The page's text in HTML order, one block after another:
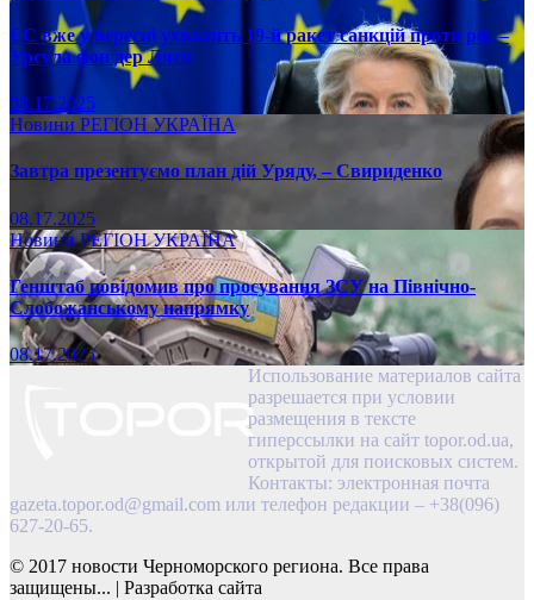
ЄС вже у вересні ухвалить 19-й ракет санкцій проти рф, –
Урсула фон дер Ляєн
08.17.2025
Новини РЕГІОН УКРАЇНА
Завтра презентуємо план дій Уряду, – Свириденко
08.17.2025
НовиниРЕГІОНУКРАЇНА
Генштаб повідомив про просування ЗСУ на Північно-
Слобожанському напрямку
08.17.2025
Использование материалов сайта
разрешается при условии
размещения в тексте
гиперссылки на сайт topor.od.ua,
открытой для поисковых систем.
Контакты: электронная почта
gazeta.topor.od@gmail.com или телефон редакции – +38(096)
627-20-65.
© 2017 новости Черноморского региона. Все права
защищены... | Разработка сайта